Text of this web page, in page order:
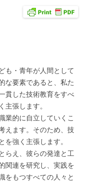
も・青年が人間として
な要素であると、私た
貫した技術教育をすべ
主張します。
業的に自立していくこ
えます。そのため、技
を強く主張します。
らえ、彼らの発達と工
関連を研究し、実践を
をもつすべての人々と